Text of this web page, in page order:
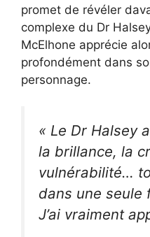
promet de révéler
complexe du Dr
McElhone apprécie
profondément dans
personnage.
« Le Dr Halsey
la brillance, la
vulnérabilité…
dans une seule
J’ai vraiment